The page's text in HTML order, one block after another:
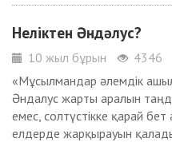
Неліктен Әндәлус?
10 жыл бұрын
4346
«Мұсылмандар әлемдік
Әндалус жарты аралын
емес, солтүстікке қарай
елдерде жарқырауын